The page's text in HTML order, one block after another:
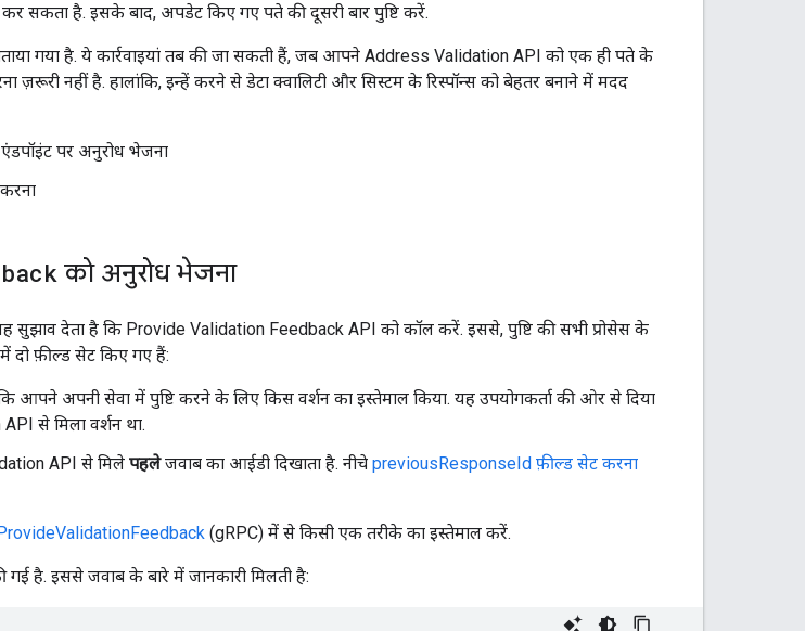
कर सकता है. इसके बाद, अपडेट किए गए पते की दूसरी बार पुष्टि करें.
बताया गया है. ये कार्रवाइयां तब की जा सकती हैं, जब आपने Address Validation API को एक ही पते के
ज़रूरी नहीं है. हालांकि, इन्हें करने से डेटा क्वालिटी और सिस्टम के रिस्पॉन्स को बेहतर बनाने में मदद
एंडपॉइंट पर अनुरोध भेजना
को अनुरोध भेजना
यह सुझाव देता है कि Provide Validation Feedback API को कॉल करें. इससे, पुष्टि की सभी प्रोसेस के
दो फ़ील्ड सेट किए गए हैं:
आपने अपनी सेवा में पुष्टि करने के लिए किस वर्शन का इस्तेमाल किया. यह उपयोगकर्ता की ओर से दिया
से मिला वर्शन था.
API से मिले पहलेजवाब का आईडी दिखाता है. नीचे previousResponseId फ़ील्ड सेट करना
(gRPC) में से किसी एक तरीके का इस्तेमाल करें.
गई है. इससे जवाब के बारे में जानकारी मिलती है: